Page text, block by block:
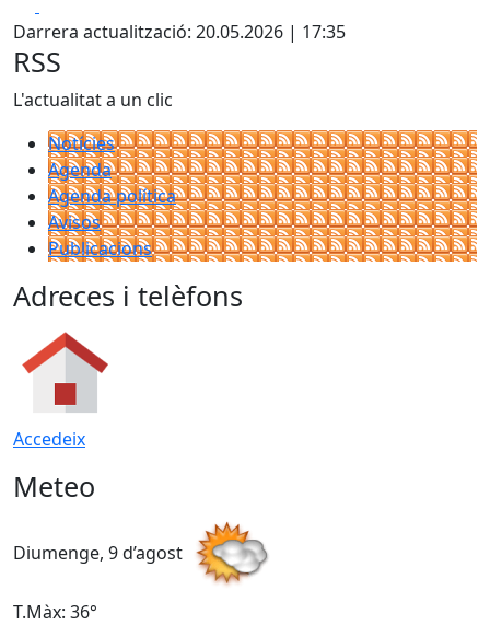
Darrera actualització: 20.05.2026 | 17:35
RSS
L'actualitat a un clic
Notícies
Agenda
Agenda política
Avisos
Publicacions
Adreces i telèfons
Accedeix
Meteo
Diumenge, 9 d’agost
T.Màx: 36°